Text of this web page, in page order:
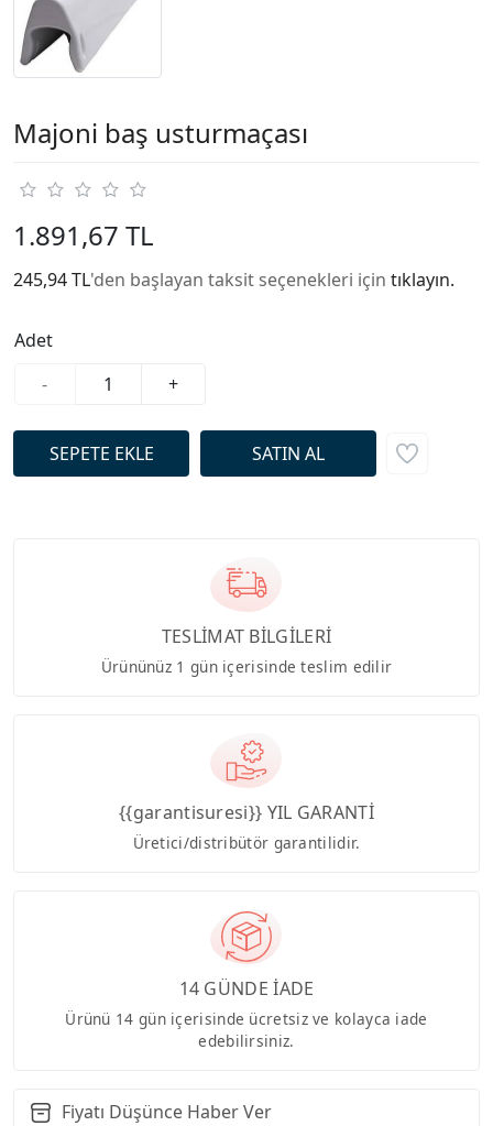
Majoni baş usturmaçası
1.891,67 TL
245,94 TL'den başlayan taksit seçenekleri için tıklayın.
Adet
-
+
TESLİMAT BİLGİLERİ
Ürününüz 1 gün içerisinde teslim edilir
{{garantisuresi}} YIL GARANTİ
Üretici/distribütör garantilidir.
14 GÜNDE İADE
Ürünü 14 gün içerisinde ücretsiz ve kolayca iade
edebilirsiniz.
Fiyatı Düşünce Haber Ver